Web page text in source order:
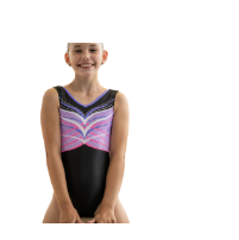
kan
velges
på
produktsiden